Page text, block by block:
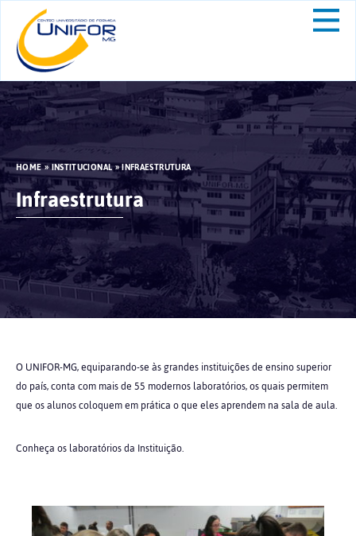
HOME»INSTITUCIONAL»INFRAESTRUTURA
Infraestrutura
O UNIFOR-MG, equiparando-se às grandes instituições de ensino superior
do país, conta com mais de 55 modernos laboratórios, os quais permitem
que os alunos coloquem em prática o que eles aprendem na sala de aula.
Conheça os laboratórios da Instituição.